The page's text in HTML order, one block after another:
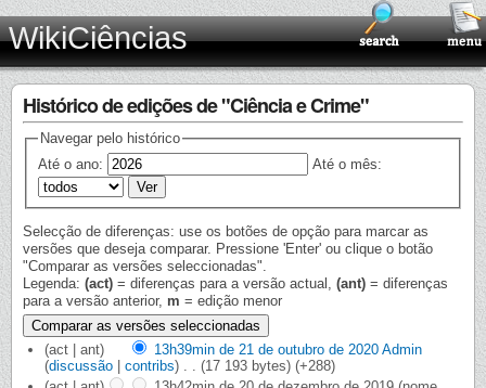
WikiCiências
Histórico de edições de "Ciência e Crime"
Navegar pelo histórico
Até o ano:
Até o mês:
Selecção de diferenças: use os botões de opção para marcar as
versões que deseja comparar. Pressione 'Enter' ou clique o botão
"Comparar as versões seleccionadas".
Legenda: (act) = diferenças para a versão actual, (ant) = diferenças
para a versão anterior, m = edição menor
(act | ant) 13h39min de 21 de outubro de 2020 Admin
(discussão | contribs) (17 193 bytes) (+288)